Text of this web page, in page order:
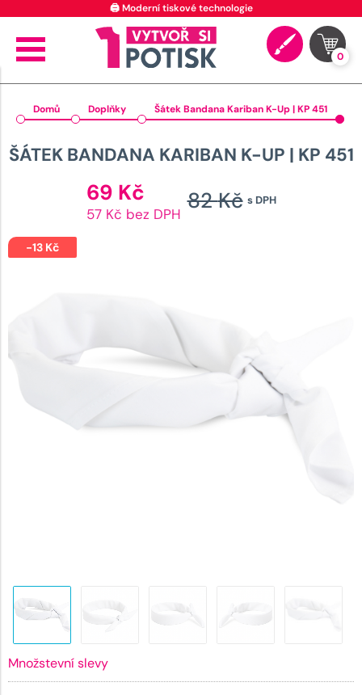
🖨️ Moderní tiskové technologie
0
Domů Doplňky Šátek Bandana Kariban K-Up | KP 451
ŠÁTEK BANDANA KARIBAN K-UP | KP 451
s DPH
82Kč
69 Kč cena
57 Kč bez DPH
-13Kč
Množstevní slevy